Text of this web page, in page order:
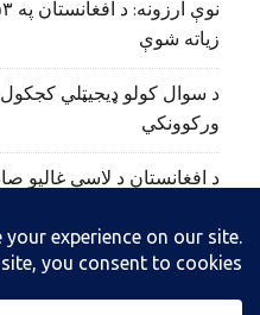
زیاته شوې
د سوال کولو ډیجیټلي
ورکوونکي
د افغانستان د لاسي غالیو